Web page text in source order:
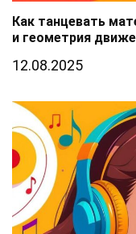
Как танцевать
и геометрия
12.08.2025